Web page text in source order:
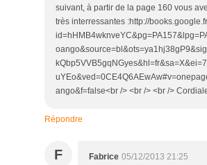
suivant, à partir de la page 160 vous
très interressantes :http://
ango&f=false<br /> <br /> <br />
Répondre
F Fabrice 05/12/2013 21:25